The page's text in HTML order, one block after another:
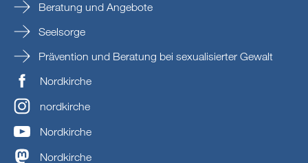
Beratung und Angebote
Seelsorge
Prävention und Beratung bei sexualisierter Gewalt
Nordkirche
nordkirche
Nordkirche
Nordkirche